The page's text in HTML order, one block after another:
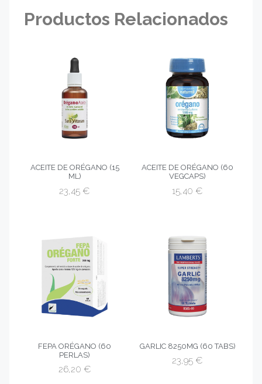
Productos Relacionados
ACEITE DE ORÉGANO (15
ML)
23,45 €
ACEITE DE ORÉGANO (60
VEGCAPS)
15,40 €
FEPA ORÉGANO (60
PERLAS)
26,20 €
GARLIC 8250MG (60 TABS)
23,95 €